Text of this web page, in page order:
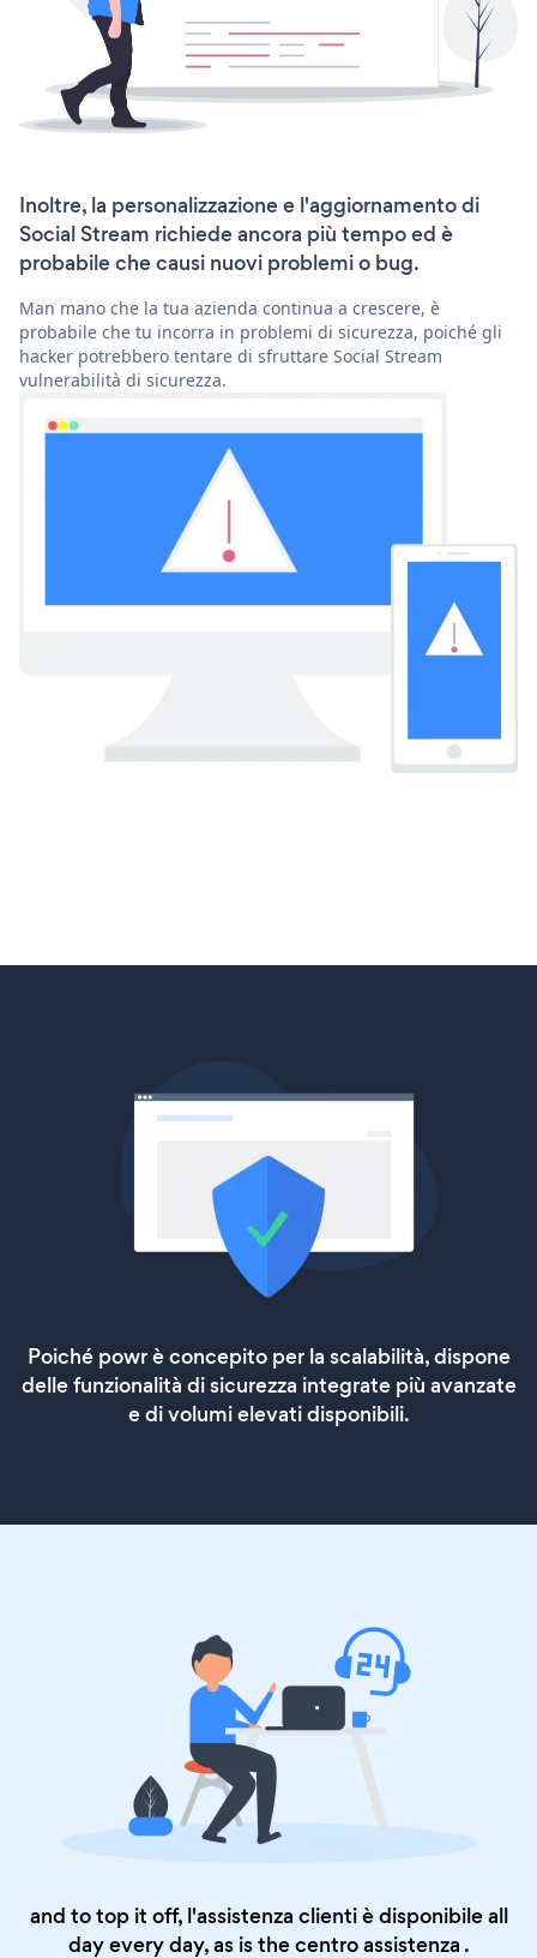
Inoltre, la personalizzazione e l'aggiornamento di
Social Stream richiede ancora più tempo ed è
probabile che causi nuovi problemi o bug.
Man mano che la tua azienda continua a crescere, è
probabile che tu incorra in problemi di sicurezza, poiché gli
hacker potrebbero tentare di sfruttare Social Stream
vulnerabilità di sicurezza.
Poiché powr è concepito per la scalabilità, dispone
delle funzionalità di sicurezza integrate più avanzate
e di volumi elevati disponibili.
and to top it off, l'assistenza clienti è disponibile all
day every day, as is thecentro assistenza .